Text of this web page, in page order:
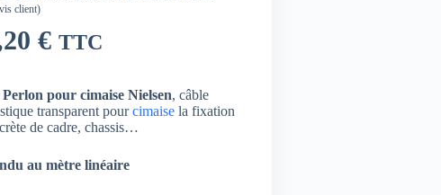
client)
€ TTC
pour cimaise Nielsen, câble
transparent pourcimaisela fixation
de cadre, chassis…
au mètre linéaire